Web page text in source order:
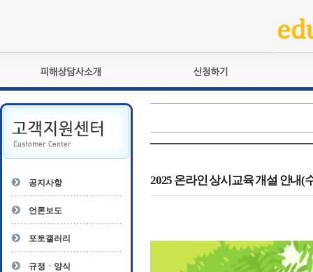
피해상담사란?
자격관리규정
상담사 자격증 확인
- 피해상담사 1급
- 전문수련감독자
- 전문수련기관
교육훈련
자격복원
공지사항
언론보도
포토갤러리
규정ㆍ양식
2025 온라인 상시교육 개설 안내(